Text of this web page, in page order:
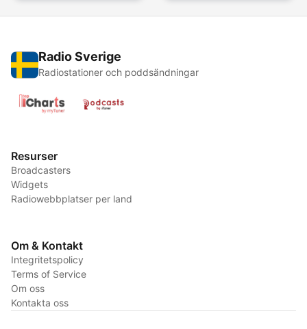
Radio Sverige
Radiostationer och poddsändningar
Resurser
Broadcasters
Widgets
Radiowebbplatser per land
Om & Kontakt
Integritetspolicy
Terms of Service
Om oss
Kontakta oss